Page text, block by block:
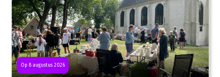
Op 8 augustus 2026